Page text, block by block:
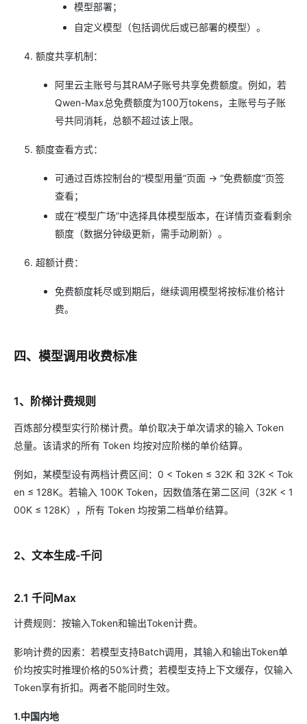
模型部署；
自定义模型（包括调优后或已部署的模型）。
额度共享机制：
阿里云主账号与其RAM子账号共享免费额度。例如，若
Qwen-Max总免费额度为100万tokens，主账号与子账
号共同消耗，总额不超过该上限。
额度查看方式：
可通过百炼控制台的“模型用量”页面 → “免费额度”页签
查看；
或在“模型广场”中选择具体模型版本，在详情页查看剩余
额度（数据分钟级更新，需手动刷新）。
超额计费：
免费额度耗尽或到期后，继续调用模型将按标准价格计
费。
四、模型调用收费标准
1、阶梯计费规则
百炼部分模型实行阶梯计费。单价取决于单次请求的输入 Token
总量。该请求的所有 Token 均按对应阶梯的单价结算。
例如，某模型设有两档计费区间：0 < Token ≤ 32K 和 32K < Tok
en ≤ 128K。若输入 100K Token，因数值落在第二区间（32K < 1
00K ≤ 128K），所有 Token 均按第二档单价结算。
2、文本生成-千问
2.1 千问Max
计费规则：按输入Token和输出Token计费。
影响计费的因素：若模型支持Batch调用，其输入和输出Token单
价均按实时推理价格的50%计费；若模型支持上下文缓存，仅输入
Token享有折扣。两者不能同时生效。
1.中国内地